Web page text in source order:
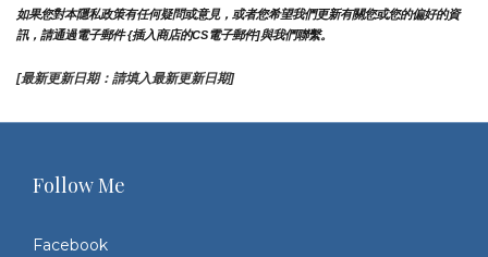
如果您對本隱私政策有任何疑問或意見，或者您希望我們更新有關您或您的偏好的資
訊，請通過電子郵件 {插入商店的CS電子郵件]與我們聯繫。
[最新更新日期：請填入最新更新日期]
Follow Me
Facebook